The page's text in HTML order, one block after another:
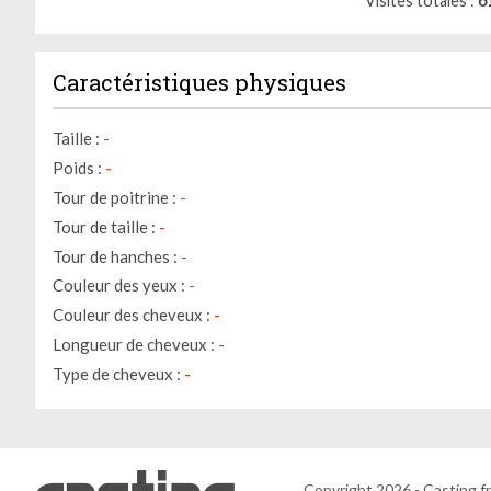
Caractéristiques physiques
Taille : -
Poids : -
Tour de poitrine : -
Tour de taille : -
Tour de hanches : -
Couleur des yeux : -
Couleur des cheveux : -
Longueur de cheveux : -
Type de cheveux : -